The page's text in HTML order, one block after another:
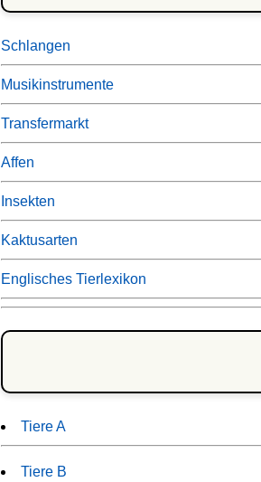
Schlangen
Musikinstrumente
Transfermarkt
Affen
Insekten
Kaktusarten
Englisches Tierlexikon
Tiere A
Tiere B